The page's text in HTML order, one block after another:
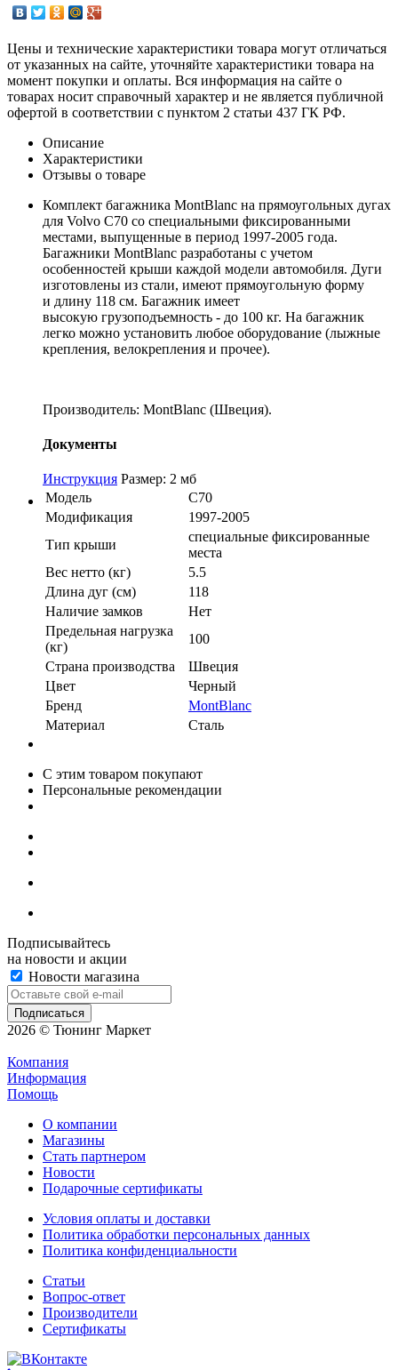
Цены и технические характеристики товара могут отличаться
от указанных на сайте, уточняйте характеристики товара на
момент покупки и оплаты. Вся информация на сайте о
товарах носит справочный характер и не является публичной
офертой в соответствии с пунктом 2 статьи 437 ГК РФ.
Описание
Характеристики
Отзывы о товаре
Комплект багажника MontBlanc на прямоугольных дугах
для Volvo C70 со специальными фиксированными
местами, выпущенные в период 1997-2005 года.
Багажники MontBlanc разработаны с учетом
особенностей крыши каждой модели автомобиля. Дуги
изготовлены из стали, имеют прямоугольную форму
и длину 118 см. Багажник имеет
высокую грузоподъемность - до 100 кг. На багажник
легко можно установить любое оборудование (лыжные
крепления, велокрепления и прочее).
Производитель: MontBlanc (Швеция).
Документы
Инструкция Размер: 2 мб
Модель
C70
Модификация
1997-2005
Тип крыши
специальные фиксированные
места
Вес нетто (кг)
5.5
Длина дуг (см)
118
Наличие замков
Нет
Предельная нагрузка
(кг)
100
Страна производства
Швеция
Цвет
Черный
Бренд
MontBlanc
Материал
Сталь
С этим товаром покупают
Персональные рекомендации
Подписывайтесь
на новости и акции
Новости магазина
2026 © Тюнинг Маркет
Компания
Информация
Помощь
О компании
Магазины
Стать партнером
Новости
Подарочные сертификаты
Условия оплаты и доставки
Политика обработки персональных данных
Политика конфиденциальности
Статьи
Вопрос-ответ
Производители
Сертификаты